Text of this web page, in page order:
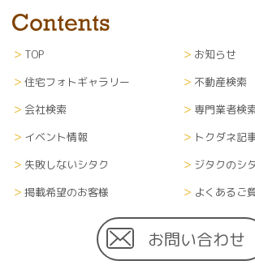
TOP
お知らせ
住宅フォトギャラリー
不動産検索
会社検索
専門業者検
イベント情報
トクダネ記
失敗しないシタク
ジタクのシ
掲載希望のお客様
よくあるご
お問い合わせ